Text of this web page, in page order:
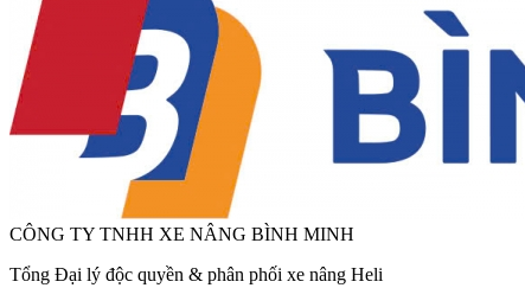
CÔNG TY TNHH XE NÂNG BÌNH MINH
Tổng Đại lý độc quyền & phân phối xe nâng Heli